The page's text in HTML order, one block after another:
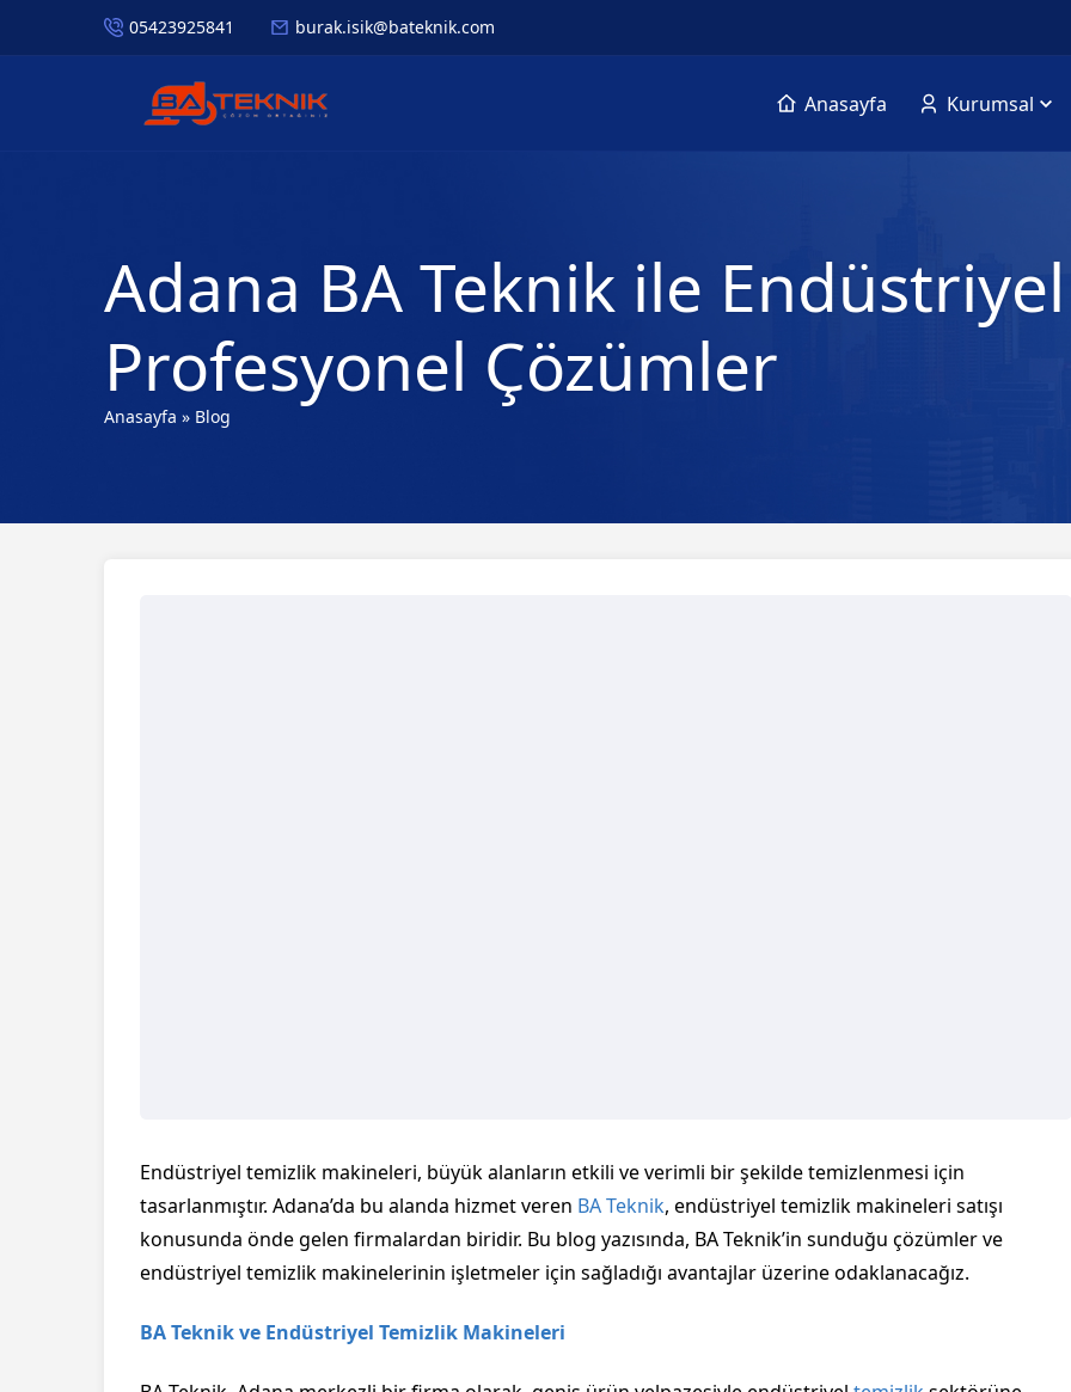
05423925841 burak.isik@bateknik.com
Anasayfa Kurumsal
Adana BA Teknik ile
Profesyonel Çözümler
Anasayfa » Blog
Endüstriyel temizlik makineleri, büyük alanların etkili ve verimli bir şekilde temizlenmesi için
tasarlanmıştır. Adana’da bu alanda hizmet veren BA Teknik, endüstriyel temizlik makineleri satışı
konusunda önde gelen firmalardan biridir. Bu blog yazısında, BA Teknik’in sunduğu çözümler ve
endüstriyel temizlik makinelerinin işletmeler için sağladığı avantajlar üzerine odaklanacağız.
BA Teknik ve Endüstriyel Temizlik Makineleri